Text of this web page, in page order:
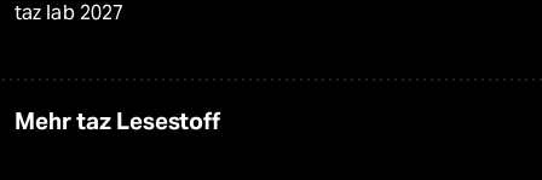
taz lab 2027
Mehr taz Lesestoff